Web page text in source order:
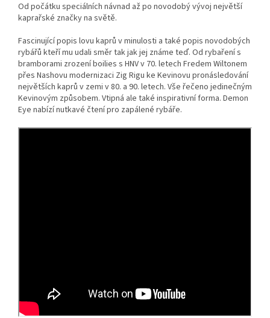
Od počátku speciálních návnad až po novodobý vývoj největší
kaprařské značky na světě.
Fascinující popis lovu kaprů v minulosti a také popis novodobých
rybářů kteří mu udali směr tak jak jej známe teď. Od rybaření s
bramborami zrození boilies s HNV v 70. letech Fredem Wiltonem
přes Nashovu modernizaci Zig Rigu ke Kevinovu pronásledování
největších kaprů v zemi v 80. a 90. letech. Vše řečeno jedinečným
Kevinovým způsobem. Vtipná ale také inspirativní forma. Demon
Eye nabízí nutkavé čtení pro zapálené rybáře.